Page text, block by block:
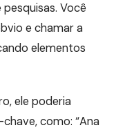
Você
e chamar a
elementos
ele poderia
como: “Ana